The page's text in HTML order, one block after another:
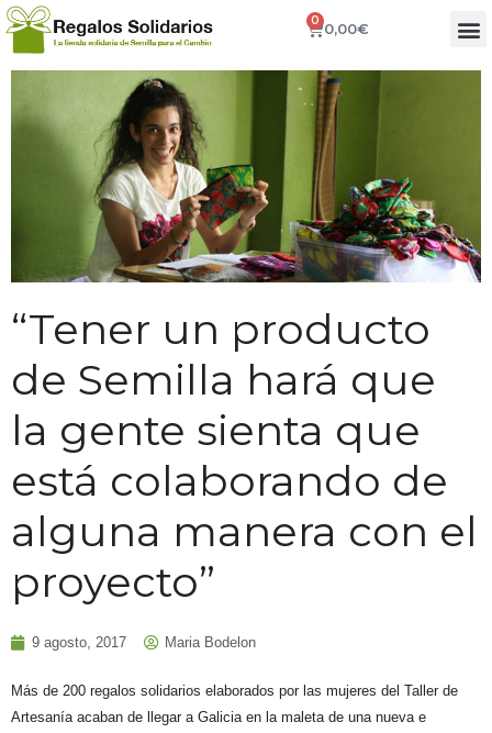
0,00€
0
“Tener un producto
de Semilla hará que
la gente sienta que
está colaborando de
alguna manera con el
proyecto”
9 agosto, 2017 Maria Bodelon
Más de 200 regalos solidarios elaborados por las mujeres del Taller de
Artesanía acaban de llegar a Galicia en la maleta de una nueva e